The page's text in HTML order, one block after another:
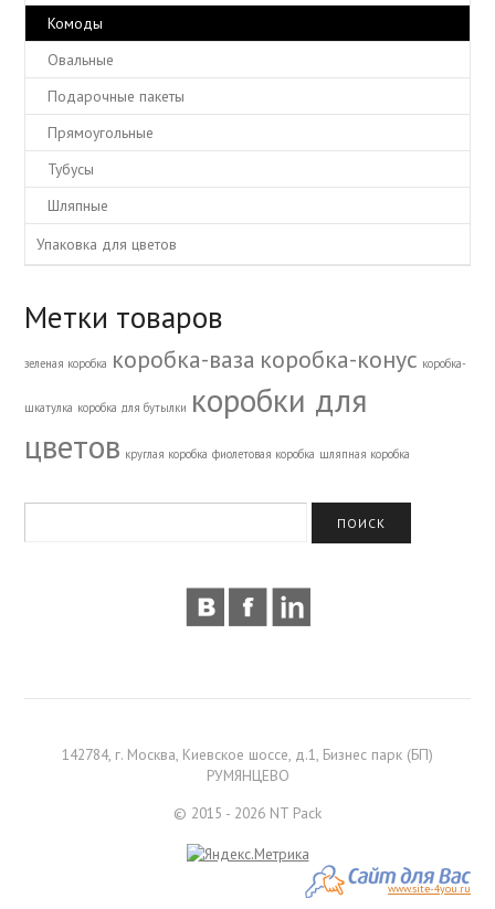
Комоды
Овальные
Подарочные пакеты
Прямоугольные
Тубусы
Шляпные
Упаковка для цветов
Метки товаров
зеленая коробка коробка-ваза коробка-конус коробка-
шкатулка коробка для бутылки коробки для
цветов круглая коробка фиолетовая коробка шляпная коробка
142784, г. Москва, Киевское шоссе, д.1, Бизнес парк (БП)
РУМЯНЦЕВО
© 2015 - 2026 NT Pack
www.site-4you.ru